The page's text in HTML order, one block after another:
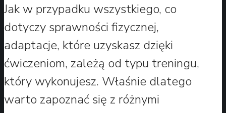
Jak w przypadku wszystkiego, co
dotyczy sprawności fizycznej,
adaptacje, które uzyskasz dzięki
ćwiczeniom, zależą od typu treningu,
który wykonujesz. Właśnie dlatego
warto zapoznać się z różnymi